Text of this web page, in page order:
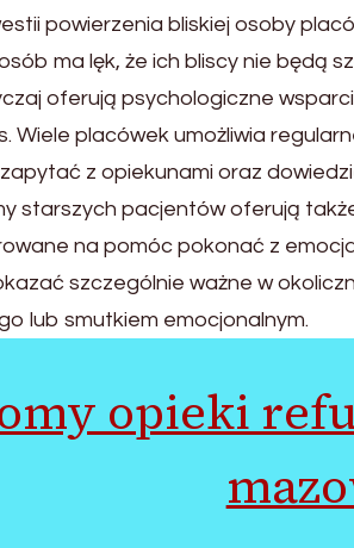
powierzenia bliskiej osoby
ma lęk, że ich bliscy nie będą
oferują psychologiczne
Wiele placówek umożliwia
z opiekunami oraz
starszych pacjentów oferują
na pomóc pokonać z
szczególnie ważne w
lub smutkiem emocjonalnym.
opieki